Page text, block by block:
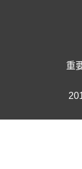
重